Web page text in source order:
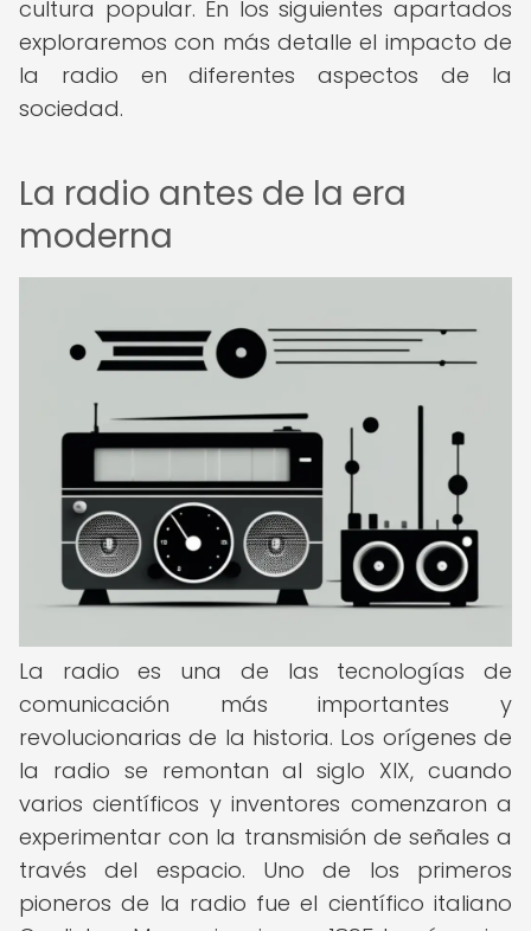
cultura popular. En los siguientes apartados
exploraremos con más detalle el impacto de
la radio en diferentes aspectos de la
sociedad.
La radio antes de la era
moderna
La radio es una de las tecnologías de
comunicación más importantes y
revolucionarias de la historia. Los orígenes de
la radio se remontan al siglo XIX, cuando
varios científicos y inventores comenzaron a
experimentar con la transmisión de señales a
través del espacio. Uno de los primeros
pioneros de la radio fue el científico italiano